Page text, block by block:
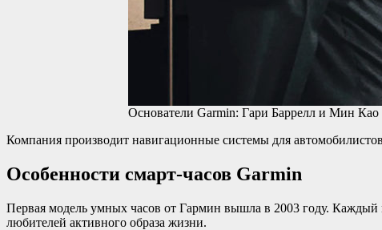
Основатели Garmin: Гари Баррелл и Мин Као
Компания производит навигационные системы для
Особенности смарт-часов Garmin
Первая модель умных часов от Гармин вышла в 2003 году.
любителей активного образа жизни.